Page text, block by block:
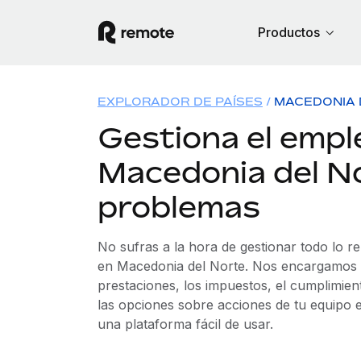
Productos
EXPLORADOR DE PAÍSES MACEDONIA
Gestiona el
Macedonia del
problemas
No sufras a la hora de gestionar todo lo
en Macedonia del Norte. Nos encargamos
prestaciones, los impuestos, el
las opciones sobre acciones de tu equipo
una plataforma fácil de usar.